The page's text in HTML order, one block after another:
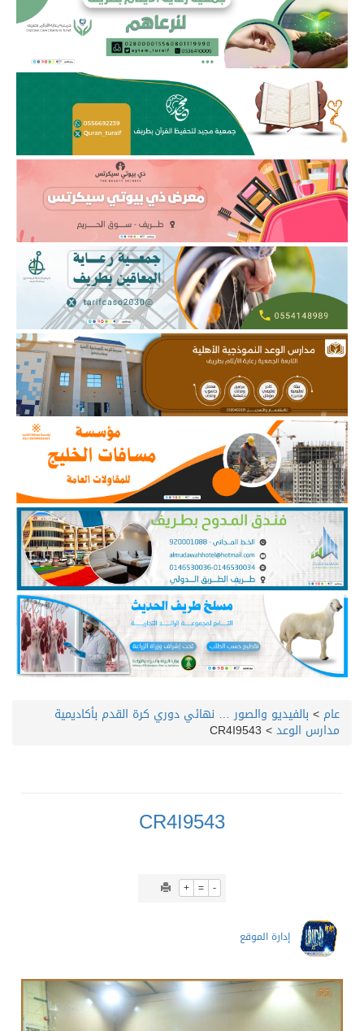
عام > بالفيديو والصور … نهائي دوري كرة القدم بأكاديمية
مدارس الوعد>
CR4I9543
CR4I9543
+ = -
إدارة الموقع